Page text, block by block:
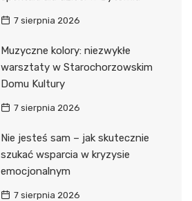
7 sierpnia 2026
Muzyczne kolory: niezwykłe
warsztaty w Starochorzowskim
Domu Kultury
7 sierpnia 2026
Nie jesteś sam – jak skutecznie
szukać wsparcia w kryzysie
emocjonalnym
7 sierpnia 2026